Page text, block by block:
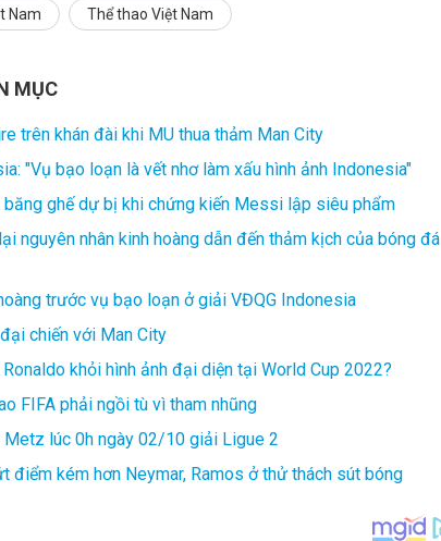
Nam Thể thao Việt Nam
MỤC
trên khán đài khi MU thua thảm Man City
"Vụ bạo loạn là vết nhơ làm xấu hình ảnh Indonesia"
ghế dự bị khi chứng kiến Messi lập siêu phẩm
nguyên nhân kinh hoàng dẫn đến thảm kịch của bóng đá
trước vụ bạo loạn ở giải VĐQG Indonesia
chiến với Man City
khỏi hình ảnh đại diện tại World Cup 2022?
FIFA phải ngồi tù vì tham nhũng
Metz lúc 0h ngày 02/10 giải Ligue 2
điểm kém hơn Neymar, Ramos ở thử thách sút bóng